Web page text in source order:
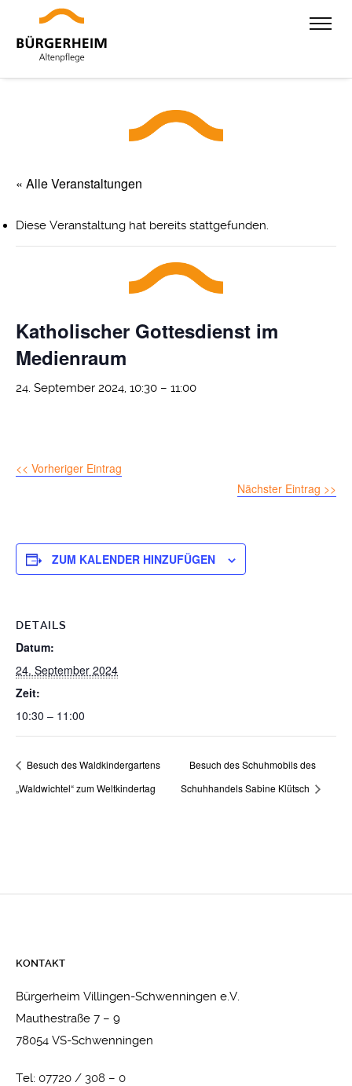
« Alle Veranstaltungen
Diese Veranstaltung hat bereits stattgefunden.
Katholischer Gottesdienst im
Medienraum
24. September 2024, 10:30 – 11:00
<< Vorheriger Eintrag
Nächster Eintrag >>
ZUM KALENDER HINZUFÜGEN
DETAILS
Datum:
24. September 2024
Zeit:
10:30 – 11:00
Besuch des Waldkindergartens
„Waldwichtel“ zum Weltkindertag
Besuch des Schuhmobils des
Schuhhandels Sabine Klütsch
KONTAKT
Bürgerheim Villingen-Schwenningen e.V.
Mauthestraße 7 – 9
78054 VS-Schwenningen
Tel: 07720 / 308 – 0